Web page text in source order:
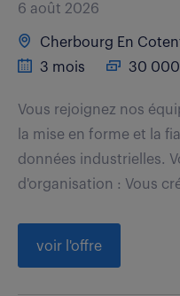
6 août 2026
Cherbourg En
3 mois
30 000
Vous rejoignez nos
la mise en forme et la
données industrielles.
d'organisation : Vous
voir l'offre